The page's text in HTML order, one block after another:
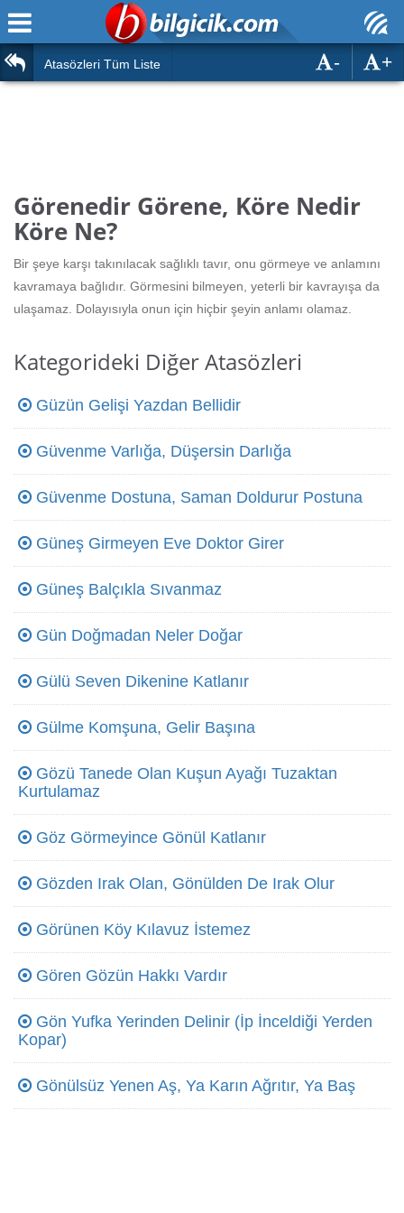
Ana Sayfa
Türk Tarihi & Kültürü
Eğitim
Hesaplamalar
Hızlı Okuma Testi
Hesaplamalar
Oyun
Atasözleri Tüm Liste +
-
Görenedir Görene, Köre Nedir
Köre Ne?
Bir şeye karşı takınılacak sağlıklı tavır, onu görmeye ve anlamını
kavramaya bağlıdır. Görmesini bilmeyen, yeterli bir kavrayışa da
ulaşamaz. Dolayısıyla onun için hiçbir şeyin anlamı olamaz.
Kategorideki Diğer Atasözleri
Güzün Gelişi Yazdan Bellidir
Güvenme Varlığa, Düşersin Darlığa
Güvenme Dostuna, Saman Doldurur Postuna
Güneş Girmeyen Eve Doktor Girer
Güneş Balçıkla Sıvanmaz
Gün Doğmadan Neler Doğar
Gülü Seven Dikenine Katlanır
Gülme Komşuna, Gelir Başına
Gözü Tanede Olan Kuşun Ayağı Tuzaktan
Kurtulamaz
Göz Görmeyince Gönül Katlanır
Gözden Irak Olan, Gönülden De Irak Olur
Görünen Köy Kılavuz İstemez
Gören Gözün Hakkı Vardır
Gön Yufka Yerinden Delinir (İp İnceldiği Yerden
Kopar)
Gönülsüz Yenen Aş, Ya Karın Ağrıtır, Ya Baş